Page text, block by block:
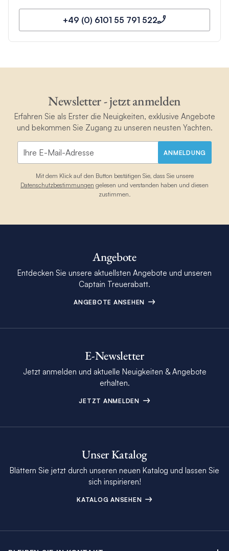
+49 (0) 6101 55 791 522
Newsletter - jetzt anmelden
Erfahren Sie als Erster die Neuigkeiten, exklusive Angebote
und bekommen Sie Zugang zu unseren neusten Yachten.
ANMELDUNG
Mit dem Klick auf den Button bestätigen Sie, dass Sie unsere
Datenschutzbestimmungen gelesen und verstanden haben und diesen
zustimmen.
Angebote
Entdecken Sie unsere aktuellsten Angebote und unseren
Captain Treuerabatt.
ANGEBOTE ANSEHEN
E-Newsletter
Jetzt anmelden und aktuelle Neuigkeiten & Angebote
erhalten.
JETZT ANMELDEN
Unser Katalog
Blättern Sie jetzt durch unseren neuen Katalog und lassen Sie
sich inspirieren!
KATALOG ANSEHEN